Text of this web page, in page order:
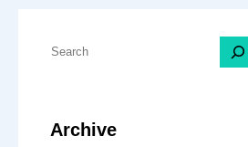
S
rArchive